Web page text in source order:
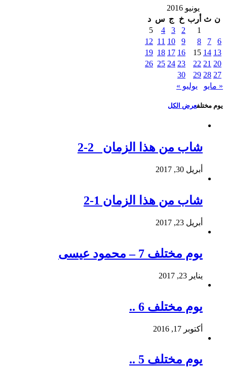
يونيو 2016
ن ث أرب خ ج س د
1
2
3
4
5
6
7
8
9
10
11
12
13
14
15
16
17
18
19
20
21
22
23
24
25
26
27
28
29
30
« مايو
يوليو »
يوم مختلفعرض الكل
شاب من هذا الزمان 2-2
أبريل 30, 2017
شاب من هذا الزمان 1-2
أبريل 23, 2017
يوم مختلف 7 – محمود عيسى
يناير 23, 2017
يوم مختلف 6 ..
أكتوبر 17, 2016
يوم مختلف 5 ..